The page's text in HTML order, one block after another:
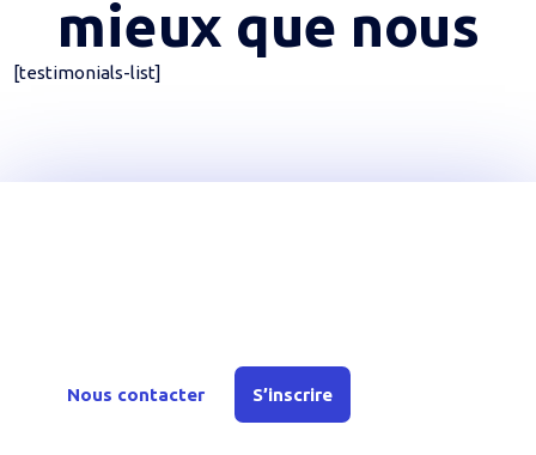
mieux que nous
[testimonials-list]
Nous contacter S’inscrire